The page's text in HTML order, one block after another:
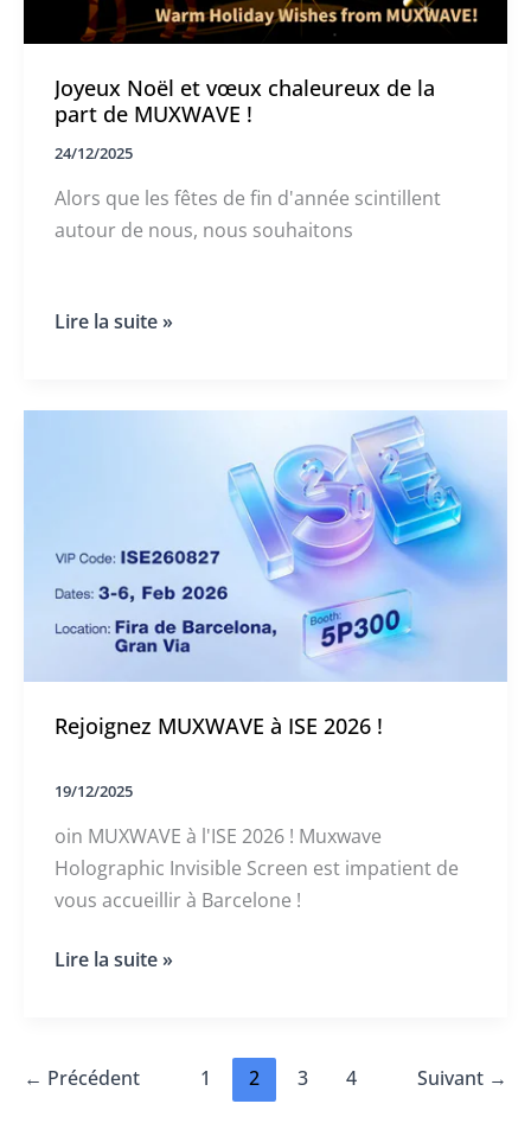
Joyeux Noël et vœux chaleureux de la
part de MUXWAVE !
24/12/2025
Alors que les fêtes de fin d'année scintillent
autour de nous, nous souhaitons
Joyeux
chaleureux
Lire la suite »
Rejoignez MUXWAVE à ISE 2026 !
19/12/2025
oin MUXWAVE à l'ISE 2026 ! Muxwave
Holographic Invisible Screen est impatient de
vous accueillir à Barcelone !
Rejoignez
!
Lire la suite »
← Précédent 1 2 3 4 Suivant →